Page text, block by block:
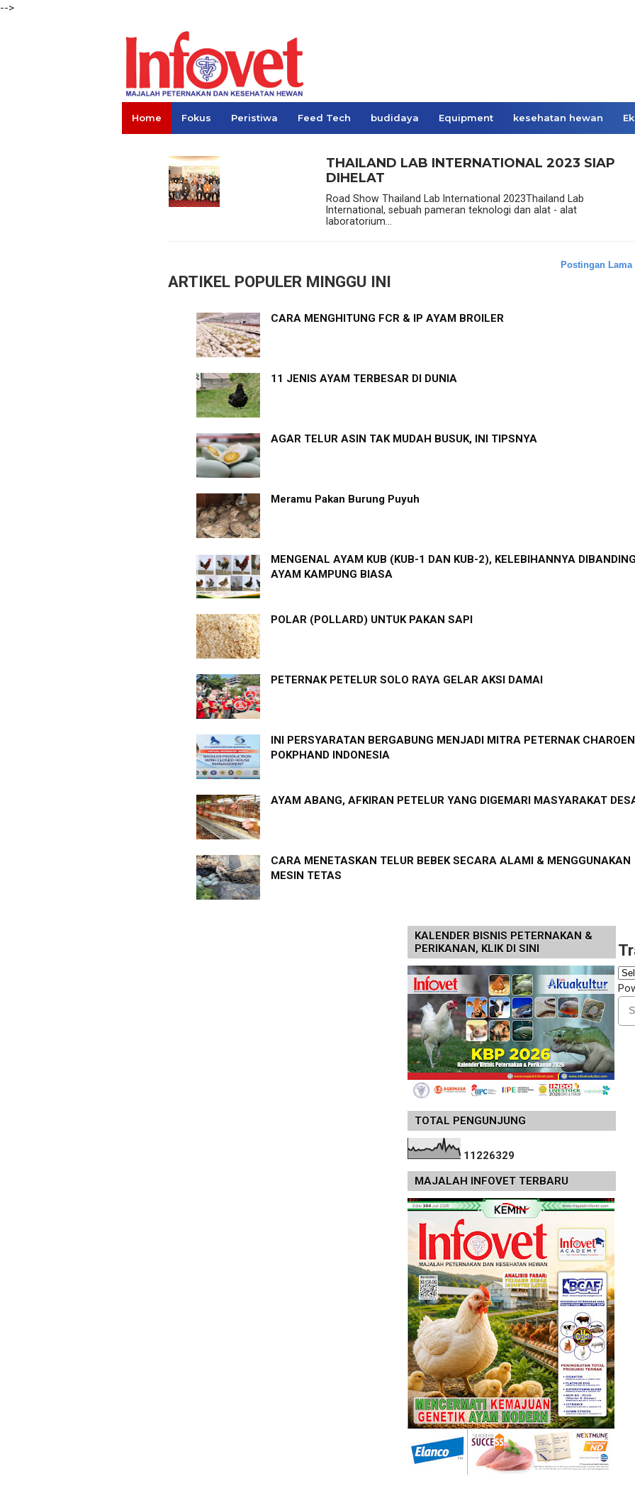
-->
Home Fokus Peristiwa Feed Tech budidaya Equipment kesehatan hewan
THAILAND LAB INTERNATIONAL 2023 SIAP
DIHELAT
Road Show Thailand Lab International 2023Thailand Lab
International, sebuah pameran teknologi dan alat - alat
laboratorium...
Postingan Lama
ARTIKEL POPULER MINGGU INI
CARA MENGHITUNG FCR & IP AYAM BROILER
11 JENIS AYAM TERBESAR DI DUNIA
AGAR TELUR ASIN TAK MUDAH BUSUK, INI TIPSNYA
Meramu Pakan Burung Puyuh
MENGENAL AYAM KUB (KUB-1 DAN KUB-2), KELEBIHANNYA DIBANDING
AYAM KAMPUNG BIASA
POLAR (POLLARD) UNTUK PAKAN SAPI
PETERNAK PETELUR SOLO RAYA GELAR AKSI DAMAI
INI PERSYARATAN BERGABUNG MENJADI MITRA PETERNAK CHAROEN
POKPHAND INDONESIA
AYAM ABANG, AFKIRAN PETELUR YANG DIGEMARI MASYARAKAT
CARA MENETASKAN TELUR BEBEK SECARA ALAMI & MENGGUNAKAN
MESIN TETAS
KALENDER BISNIS PETERNAKAN &
PERIKANAN, KLIK DI SINI
TOTAL PENGUNJUNG
1 1 226329
MAJALAH INFOVET TERBARU